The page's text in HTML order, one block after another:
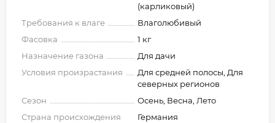
(карликовый)
Требования к влаге
Влаголюбивый
Фасовка
1 кг
Назначение газона
Для дачи
Условия произрастания
Для средней полосы, Для
северных регионов
Сезон
Осень, Весна, Лето
Страна происхождения
Германия